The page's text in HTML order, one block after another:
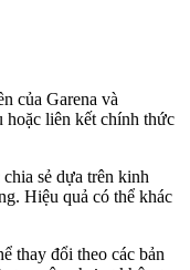
của Garena và
hoặc liên kết chính thức
sẻ dựa trên kinh
Hiệu quả có thể khác
thay đổi theo các bản